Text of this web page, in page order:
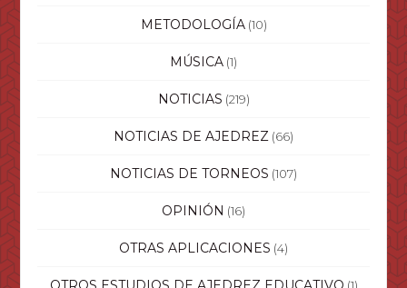
METODOLOGÍA(10)
MÚSICA (1)
NOTICIAS (219)
NOTICIAS DE AJEDREZ (66)
NOTICIAS DE TORNEOS (107)
OPINIÓN (16)
OTRAS APLICACIONES (4)